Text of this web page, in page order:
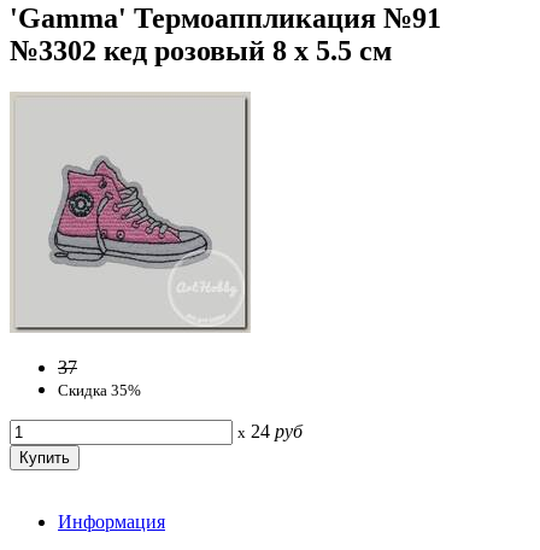
'Gamma' Термоаппликация №91
№3302 кед розовый 8 х 5.5 см
37
Скидка 35%
x 24 руб
Информация